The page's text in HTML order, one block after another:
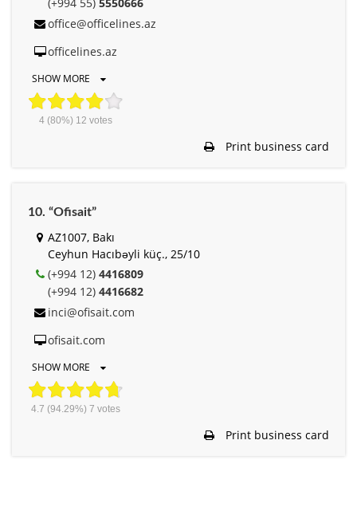
office@officelines.az
officelines.az
SHOW MORE
4 (80%) 12 votes
Print business card
10. “Ofisait”
AZ1007, Bakı
Ceyhun Hacıbəyli küç., 25/10
(+994 12) 4416809
(+994 12) 4416682
inci@ofisait.com
ofisait.com
SHOW MORE
4.7 (94.29%) 7 votes
Print business card